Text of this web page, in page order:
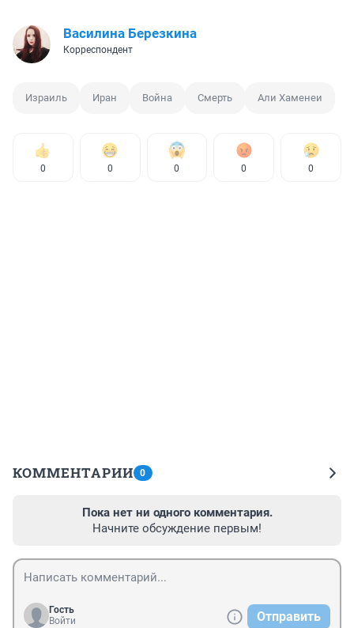
Василина Березкина
Корреспондент
Израиль Иран Война Смерть Али Хаменеи
0 0 0 0 0
КОММЕНТАРИИ 0
Пока нет ни одного комментария.
Начните обсуждение первым!
Гость
Войти
Отправить